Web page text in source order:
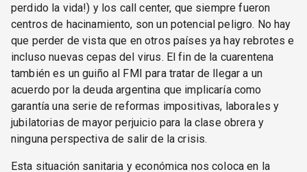
perdido la vida!) y los call center, que siempre fueron
centros de hacinamiento, son un potencial peligro. No hay
que perder de vista que en otros países ya hay rebrotes e
incluso nuevas cepas del virus. El fin de la cuarentena
también es un guiño al FMI para tratar de llegar a un
acuerdo por la deuda argentina que implicaría como
garantía una serie de reformas impositivas, laborales y
jubilatorias de mayor perjuicio para la clase obrera y
ninguna perspectiva de salir de la crisis.
Esta situación sanitaria y económica nos coloca en la